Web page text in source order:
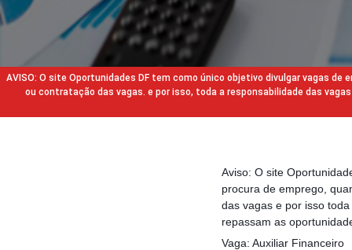
AVISO: O site Oportunidades DF tem como único objetivo divulgar vagas
ou contratação das vagas. e por isso, toda a responsabilidade das
Aviso: O site
procura de emprego,
das vagas e por isso
repassam as
Vaga: Auxiliar Financeiro